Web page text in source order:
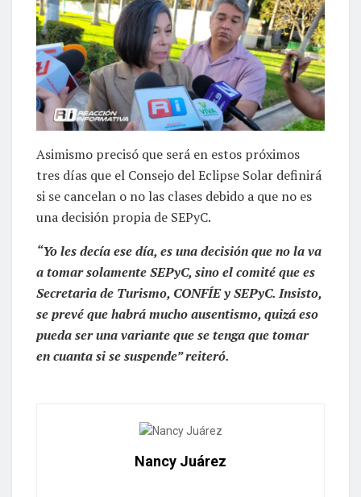
Asimismo precisó que será en estos próximos
tres días que el Consejo del Eclipse Solar definirá
si se cancelan o no las clases debido a que no es
una decisión propia de SEPyC.
“Yo les decía ese día, es una decisión que no la va
a tomar solamente SEPyC, sino el comité que es
Secretaria de Turismo, CONFÍE y SEPyC. Insisto,
se prevé que habrá mucho ausentismo, quizá eso
pueda ser una variante que se tenga que tomar
en cuanta si se suspende” reiteró.
Nancy Juárez